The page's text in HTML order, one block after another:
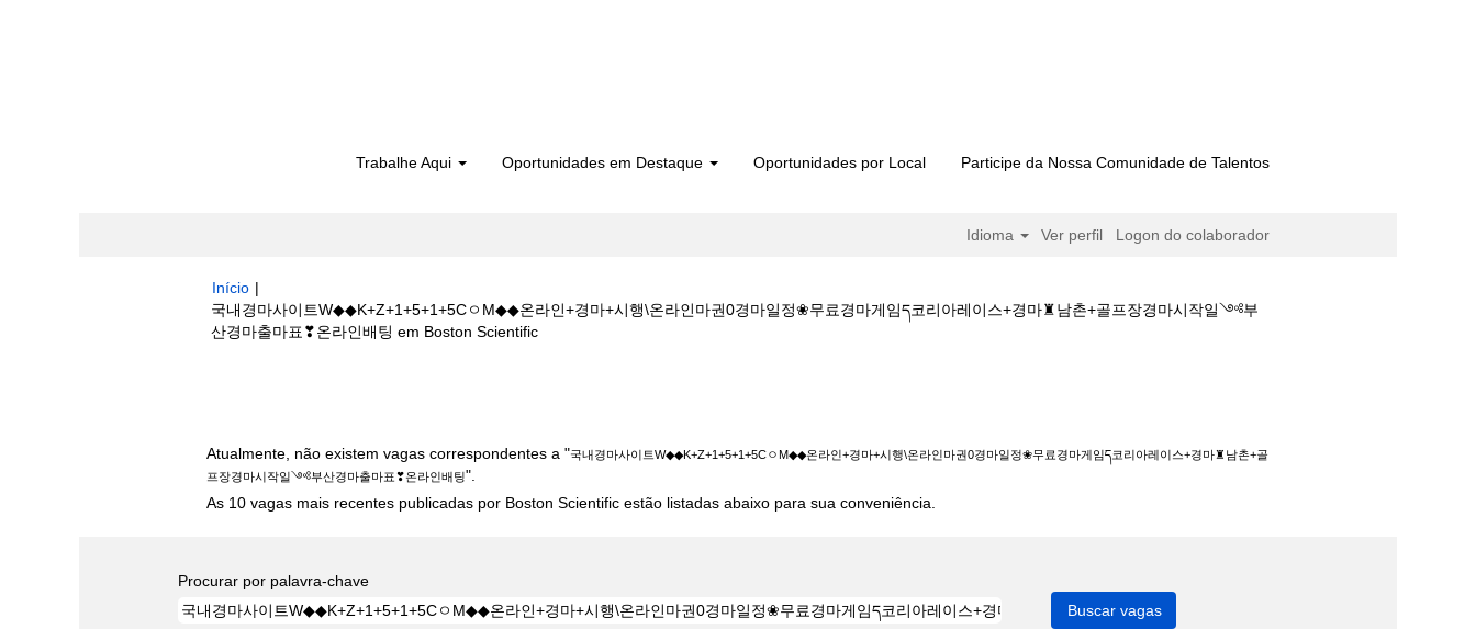
Trabalhe Aqui Oportunidades em Destaque Oportunidades por Local Participe da Nossa Comunidade de Talentos
Idioma Ver perfil Logon do colaborador
Início |
국내경마사이트W◆◆K+Z+1+5+1+5CㅇM◆◆온라인+경마+시행\온라인마권0경마일정❀무료경마게임ད코리아레이스+경마♜남촌+골프장경마시작일༺부
산경마출마표❣온라인배팅 em Boston Scientific(página
Atualmente, não existem vagas correspondentes a "국내경마사이트W◆◆K+Z+1+5+1+5CㅇM◆◆온라인+경마+시행\온라인마권0경마일정❀무료경마게임ད코리아레이스+경마♜남촌+골
프장경마시작일༺부산경마출마표❣온라인배팅".
As 10 vagas mais recentes publicadas por Boston Scientific estão listadas abaixo para sua conveniência.
Procurar por palavra-chave